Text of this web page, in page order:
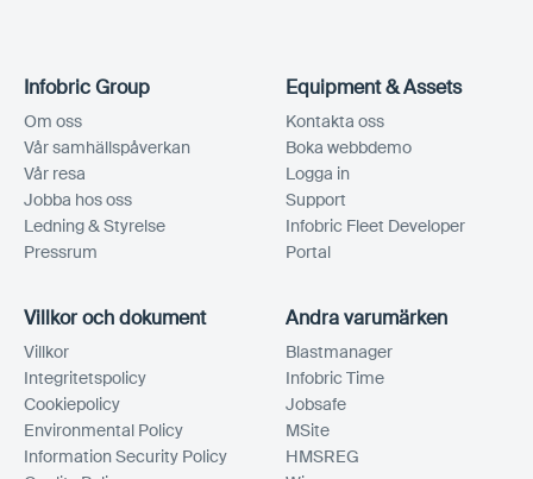
Infobric Group
Om oss
Vår samhällspåverkan
Vår resa
Jobba hos oss
Ledning & Styrelse
Pressrum
Equipment & Assets
Kontakta oss
Boka webbdemo
Logga in
Support
Infobric Fleet Developer
Portal
Villkor och dokument
Villkor
Integritetspolicy
Cookiepolicy
Environmental Policy
Information Security Policy
Andra varumärken
Blastmanager
Infobric Time
Jobsafe
MSite
HMSREG